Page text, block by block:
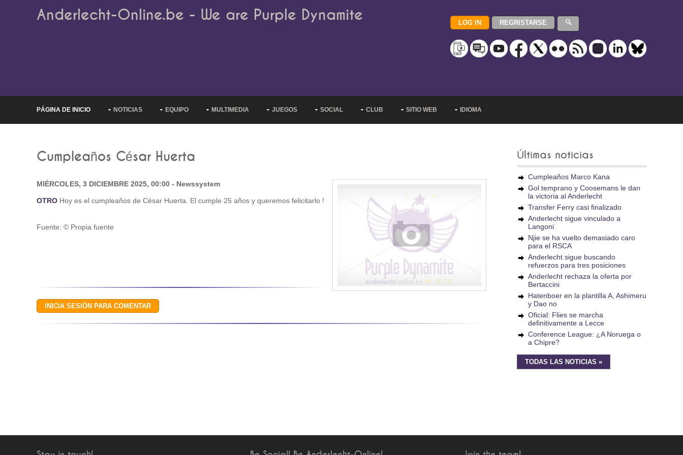
Anderlecht-Online.be - We are Purple Dynamite
PÁGINA DE INICIO NOTICIAS EQUIPO MULTIMEDIA JUEGOS SOCIAL CLUB SITIO WEB IDIOMA
Cumpleaños César Huerta
MIÉRCOLES, 3 DICIEMBRE 2025, 00:00 - Newssystem
OTRO Hoy es el cumpleaños de César Huerta. El cumple 25 años y queremos felicitarlo !
Fuente: © Propia fuente
Últimas noticias
Cumpleaños Marco Kana
Gol temprano y Coosemans le dan
la victoria al Anderlecht
Transfer Ferry casi finalizado
Anderlecht sigue vinculado a
Langoni
Njie se ha vuelto demasiado caro
para el RSCA
Anderlecht sigue buscando
refuerzos para tres posiciones
Anderlecht rechaza la oferta por
Bertaccini
Hatenboer en la plantilla A, Ashimeru
y Dao no
Oficial: Flies se marcha
definitivamente a Lecce
Conference League: ¿A Noruega o
a Chipre?
TODAS LAS NOTICIAS »